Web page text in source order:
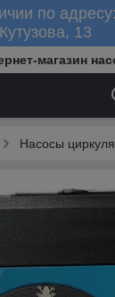
по
Кутузова, 13
магазин
Насосы